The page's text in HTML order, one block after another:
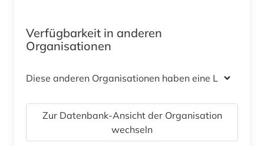
Verfügbarkeit in anderen
Organisationen
Diese anderen Organisationen haben eine Lizenz
Zur Datenbank-Ansicht der Organisation
wechseln